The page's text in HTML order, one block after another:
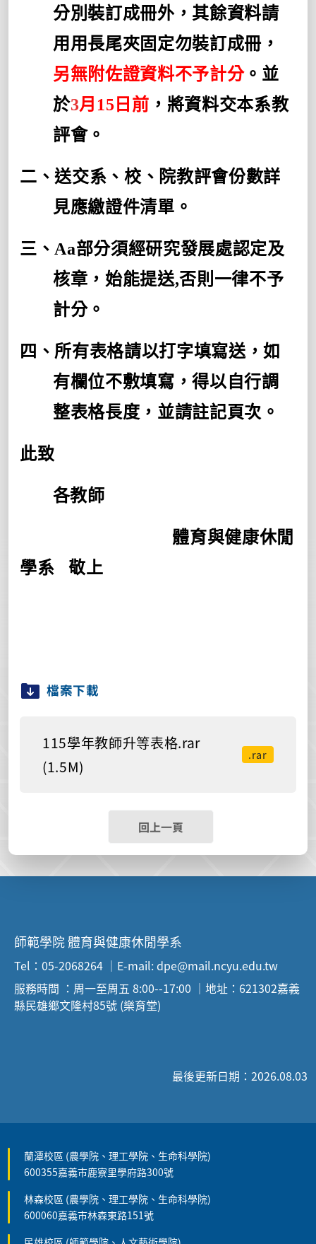
分別裝訂成冊外，其餘資料請
用用長尾夾固定勿裝訂成冊，
另無附佐證資料不予計分。並
於3月 15 日前 ，將資料交本系教
評會。
二、送交系、校、院教評會份數詳
見應繳證件清單。
三、 Aa部分須經研究發展處認定及
核章，始能提送,否則一律不予
計分。
四、所有表格請以打字填寫送，如
有欄位不敷填寫，得以自行調
整表格長度，並請註記頁次。
此致
各教師
體育與健康休閒
學系
敬上
檔案下載
115學年教師升等表格.rar
(1.5M)
.rar
回上一頁
師範學院 體育與健康休閒學系
Tel：05-2068264 ｜E-mail: dpe@mail.ncyu.edu.tw
服務時間 ：周一至周五 8:00--17:00 ｜地址：621302嘉義
縣民雄鄉文隆村85號 (樂育堂)
最後更新日期：2026.08.03
蘭潭校區 (農學院、理工學院、生命科學院)
600355嘉義市鹿寮里學府路300號
林森校區 (農學院、理工學院、生命科學院)
600060嘉義市林森東路151號